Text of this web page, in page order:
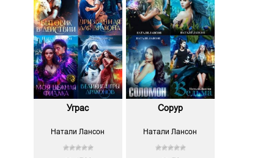
Уграс
Натали Лансон
Сорур
Натали Лансон